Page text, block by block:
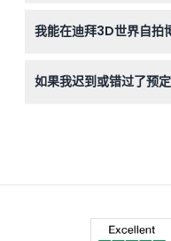
划。
我能在迪拜3D世界自拍
建议您提前用餐。
如果我迟到或错过了预